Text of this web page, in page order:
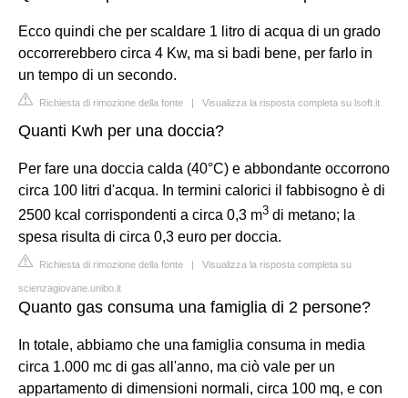
Ecco quindi che per scaldare 1 litro di acqua di un grado
occorrerebbero circa 4 Kw, ma si badi bene, per farlo in
un tempo di un secondo.
Richiesta di rimozione della fonte | Visualizza la risposta completa su lsoft.it
Quanti Kwh per una doccia?
Per fare una doccia calda (40°C) e abbondante occorrono
circa 100 litri d'acqua. In termini calorici il fabbisogno è di
2500 kcal corrispondenti a circa 0,3 m3 di metano; la
spesa risulta di circa 0,3 euro per doccia.
Richiesta di rimozione della fonte | Visualizza la risposta completa su
scienzagiovane.unibo.it
Quanto gas consuma una famiglia di 2 persone?
In totale, abbiamo che una famiglia consuma in media
circa 1.000 mc di gas all'anno, ma ciò vale per un
appartamento di dimensioni normali, circa 100 mq, e con